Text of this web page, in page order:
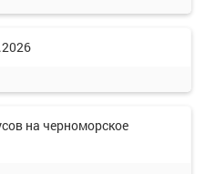
на черноморское